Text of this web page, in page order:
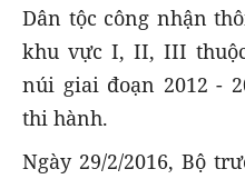
Dân tộc công nhận
khu vực I, II, III
núi giai đoạn 2012 -
thi hành.
Ngày 29/2/2016, Bộ